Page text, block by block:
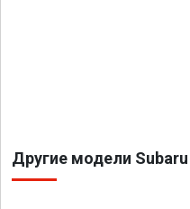
Другие модели Subaru